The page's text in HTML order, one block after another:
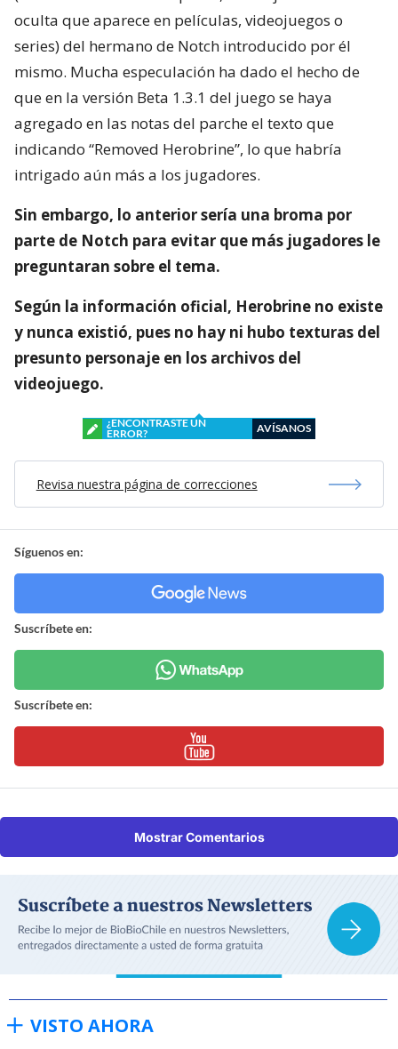
oculta que aparece en películas, videojuegos o
series) del hermano de Notch introducido por él
mismo. Mucha especulación ha dado el hecho de
que en la versión Beta 1.3.1 del juego se haya
agregado en las notas del parche el texto que
indicando “Removed Herobrine”, lo que habría
intrigado aún más a los jugadores.
Sin embargo, lo anterior sería una broma por
parte de Notch para evitar que más jugadores le
preguntaran sobre el tema.
Según la información oficial, Herobrine no existe
y nunca existió, pues no hay ni hubo texturas del
presunto personaje en los archivos del
videojuego.
¿ENCONTRASTE UN
ERROR?
AVÍSANOS
Revisa nuestra página de correcciones
Síguenos en:
Suscríbete en:
Suscríbete en:
Mostrar Comentarios
VISTO AHORA